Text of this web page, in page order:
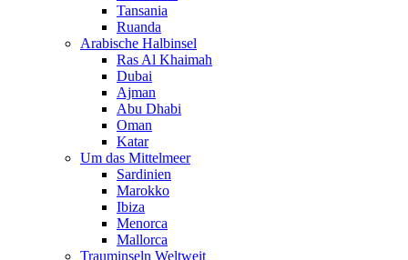
Tansania
Ruanda
Arabische Halbinsel
Ras Al Khaimah
Dubai
Ajman
Abu Dhabi
Oman
Katar
Um das Mittelmeer
Sardinien
Marokko
Ibiza
Menorca
Mallorca
Trauminseln Weltweit